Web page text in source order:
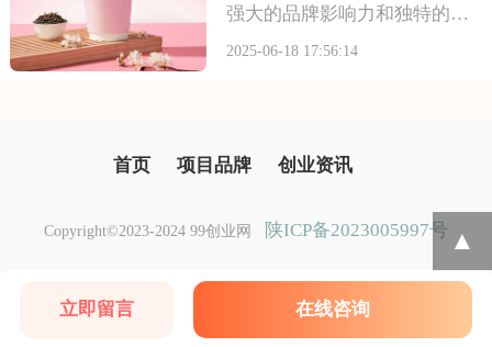
强大的品牌影响力和独特的产
品魅力，吸引了众多投资者的
多少费用呢？以下是茶颜悦色
加盟费用一般几万20
2025-06-18 17:56:14
首页 项目品牌 创业资讯
Copyright©2023-2024 99创业网 陕ICP备2023005997号 ▲
立即留言 在线咨询